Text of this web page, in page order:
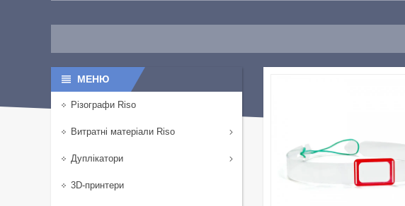
Різографи Riso
Витратні матеріали Riso
Дуплікатори
3D-принтери